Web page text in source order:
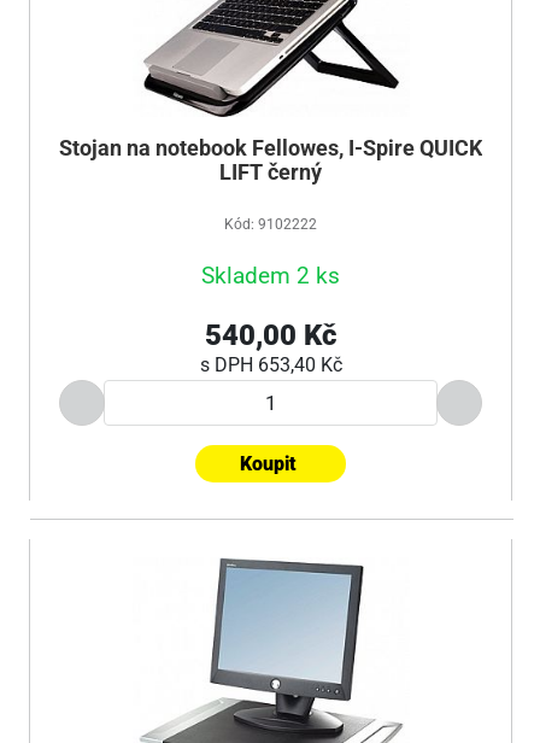
Stojan na notebook Fellowes, I-Spire QUICK
LIFT černý
Kód: 9102222
Skladem 2 ks
540,00 Kč
s DPH 653,40 Kč
Koupit